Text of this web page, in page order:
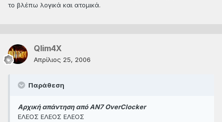
το βλέπω λογικά και ατομικά.
Qlim4X
Απρίλιος 25, 2006
Παράθεση
Αρχική απάντηση από ΑΝ7 OverClocker
ΕΛΕΟΣ ΕΛΕΟΣ ΕΛΕΟΣ